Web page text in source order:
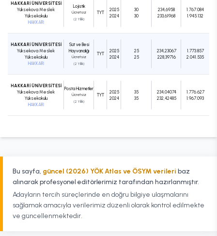
HAKKARİ ÜNİVERSİTESİ
Yüksekova Meslek
Yüksekokulu
HAKKARİ
Lojistik
Ücretsiz
(2 Yıllık)
TYT
2025
2024
30
30
234,6958
233,61968
1.767.084
1.945.132
HAKKARİ ÜNİVERSİTESİ
Yüksekova Meslek
Yüksekokulu
HAKKARİ
Süt ve Besi
Hayvancılığı
Ücretsiz
(2 Yıllık)
TYT
2025
2024
25
25
234,23067
228,39716
1.773.857
2.041.535
HAKKARİ ÜNİVERSİTESİ
Yüksekova Meslek
Yüksekokulu
HAKKARİ
Posta Hizmetleri
Ücretsiz
(2 Yıllık)
TYT
2025
2024
35
35
234,04074
232,42485
1.776.627
1.967.093
Bu sayfa, güncel (2026) YÖK Atlas ve ÖSYM verileri baz
alınarak profesyonel editörlerimiz tarafından hazırlanmıştır.
Adayların tercih süreçlerinde en doğru bilgiye ulaşmalarını
sağlamak amacıyla verilerimiz düzenli olarak kontrol edilmekte
ve güncellenmektedir.